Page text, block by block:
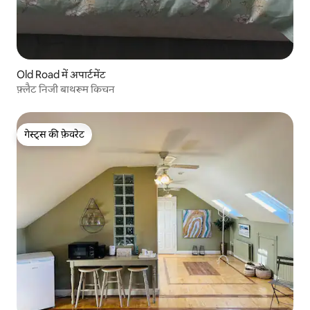
Old Road में अपार्टमेंट
फ़्लैट निजी बाथरूम किचन
गेस्ट्स की फ़ेवरेट
गेस्ट्स की फ़ेवरेट